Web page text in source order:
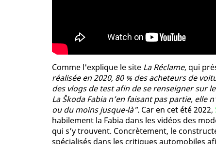
Comme l'explique le site La Réclame, qui
réalisée en 2020, 80 % des acheteurs de
des vlogs de test afin de se renseigner sur
La Škoda Fabia n’en faisant pas partie, elle
ou du moins jusque-là". Car en cet été 2022,
habilement la Fabia dans les vidéos des
qui s’y trouvent. Concrètement, le
spécialisés dans les critiques automobiles